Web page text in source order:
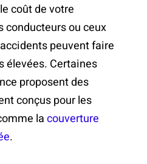
coût de votre
conducteurs ou ceux
peuvent faire
élevées. Certaines
proposent des
conçus pour les
lacouverture
.